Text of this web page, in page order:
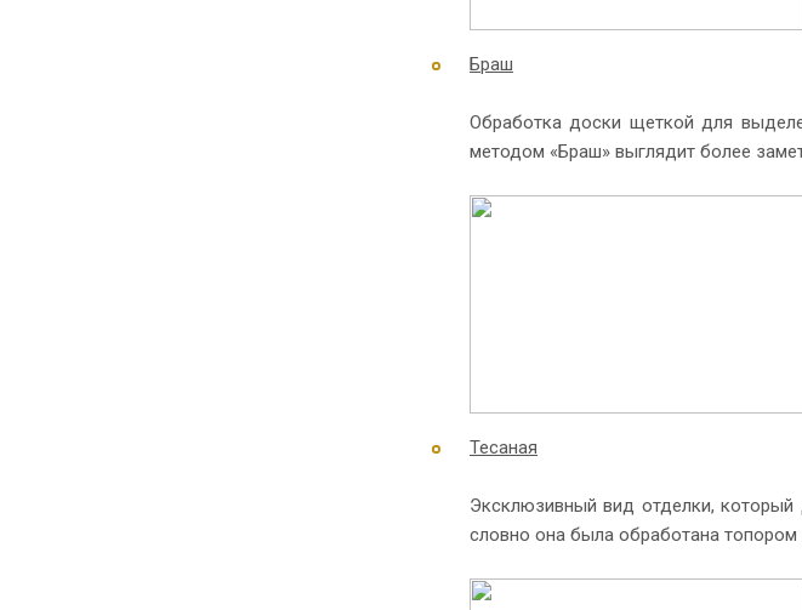
Браш
Обработка доски щеткой для
методом «Браш» выглядит более
Тесаная
Эксклюзивный вид отделки, который
словно она была обработана топором